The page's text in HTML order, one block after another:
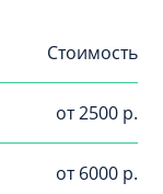
Стоимость
от 2500 р.
от 6000 р.